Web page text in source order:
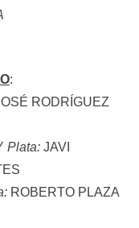
:
RODRÍGUEZ
Plata: JAVI
ROBERTO PLAZA